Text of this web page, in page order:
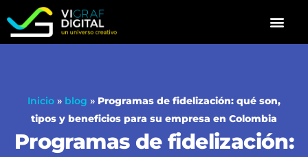
al
contenido
Inicio » blog » Programas de fidelización: qué son,
tipos y beneficios para su empresa en Colombia
Programas de fidelización: